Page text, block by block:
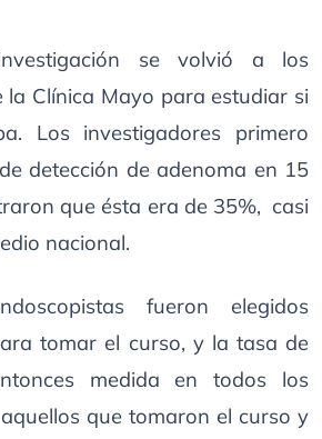
se volvió a los
la Clínica Mayo para estudiar si
Los investigadores primero
detección de adenoma en 15
que ésta era de 35%, casi
nacional.
fueron elegidos
tomar el curso, y la tasa de
medida en todos los
que tomaron el curso y